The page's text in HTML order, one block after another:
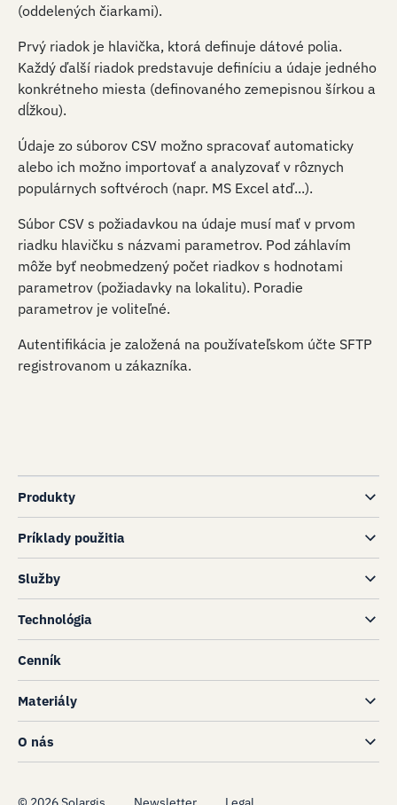
(oddelených čiarkami).
Prvý riadok je hlavička, ktorá definuje dátové polia.
Každý ďalší riadok predstavuje definíciu a údaje jedného
konkrétneho miesta (definovaného zemepisnou šírkou a
dĺžkou).
Údaje zo súborov CSV možno spracovať automaticky
alebo ich možno importovať a analyzovať v rôznych
populárnych softvéroch (napr. MS Excel atď...).
Súbor CSV s požiadavkou na údaje musí mať v prvom
riadku hlavičku s názvami parametrov. Pod záhlavím
môže byť neobmedzený počet riadkov s hodnotami
parametrov (požiadavky na lokalitu). Poradie
parametrov je voliteľné.
Autentifikácia je založená na používateľskom účte SFTP
registrovanom u zákazníka.
Produkty
Príklady použitia
Služby
Technológia
Cenník
Materiály
O nás